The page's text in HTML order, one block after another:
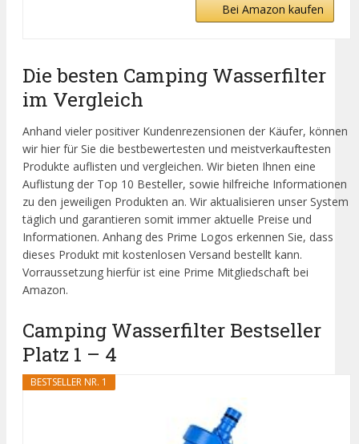
Bei Amazon kaufen
Die besten Camping Wasserfilter
im Vergleich
Anhand vieler positiver Kundenrezensionen der Käufer, können
wir hier für Sie die bestbewertesten und meistverkauftesten
Produkte auflisten und vergleichen. Wir bieten Ihnen eine
Auflistung der Top 10 Besteller, sowie hilfreiche Informationen
zu den jeweiligen Produkten an. Wir aktualisieren unser System
täglich und garantieren somit immer aktuelle Preise und
Informationen. Anhang des Prime Logos erkennen Sie, dass
dieses Produkt mit kostenlosen Versand bestellt kann.
Vorraussetzung hierfür ist eine Prime Mitgliedschaft bei
Amazon.
Camping Wasserfilter Bestseller
Platz 1 – 4
BESTSELLER NR. 1